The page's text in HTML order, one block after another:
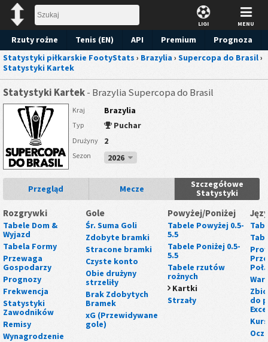
LIGI MENU
Rzuty rożne Tenis (EN) API Premium
Prognoza
Statystyki piłkarskie FootyStats › Brazylia › Supercopa do Brasil›
Statystyki Kartek
Statystyki Kartek- Brazylia Supercopa do Brasil
Kraj Brazylia
Typ Puchar
Drużyny 2
Sezon 2026
Przegląd Mecze
Szczegółowe
Statystyki
Rozgrywki
Tabele Dom &
Wyjazd
Tabela Formy
Przewaga
Gospodarzy
Prognozy
Frekwencja
Statystyki
Zawodników
Remisy
Wynagrodzenie
Gole
Śr. Suma Goli
Zdobyte bramki
Stracone bramki
Czyste konto
Obie drużyny
strzeliły
Brak Zdobytych
Bramek
xG (Przewidywane
gole)
Powyżej/Poniżej
Tabele Powyżej 0.5-
5.5
Tabele Poniżej 0.5-
5.5
Tabele rzutów
rożnych
Kartki
Strzały
Poł.
do
Kurs